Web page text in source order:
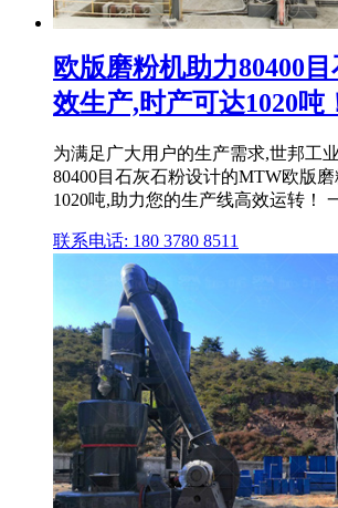
欧版磨粉机助力80400
效生产,时产可达1020吨
为满足广大用户的生产需求,世邦工
80400目石灰石粉设计的MTW欧版
1020吨,助力您的生产线高效运转！
联系电话: 180 3780 8511